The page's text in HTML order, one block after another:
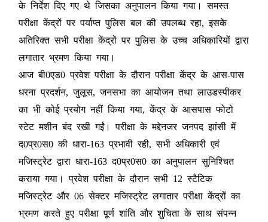
के निर्देश दिए गए थे जिसका अनुपालन किया गया। समस्त
परीक्षा केंद्रों पर पर्याप्त पुलिस बल की उपलब्ध रहा, इसके
अतिरिक्त सभी परीक्षा केंद्रों पर पुलिस के उच्च अधिकारियों द्वारा
लगातार भ्रमण किया गया।
आज बी0एड0 प्रवेश परीक्षा के दौरान परीक्षा केंद्र के आस-पास
धरना प्रदर्शन, जुलूस, जनसभा का आयोजन तथा लाउडस्पीकर
का भी कोई प्रयोग नहीं किया गया, केंद्र के आसपास फोटो
स्टेट मशीन बंद रखी गईं। परीक्षा के मद्देनजर जनपद झांसी में
द0प्र0स0 की धारा-163 प्रभावी रही, सभी अधिकारी एवं
मजिस्ट्रेट द्वारा धारा-163 द0प्र0स0 का अनुपालन सुनिश्चित
कराया गया। प्रवेश परीक्षा के दौरान सभी 12 स्टैटिक
मजिस्ट्रेट और 06 सेक्टर मजिस्ट्रेट लगातार परीक्षा केंद्रों का
भ्रमण करते हुए परीक्षा पूर्ण शांति और शुचिता के साथ संपन्न